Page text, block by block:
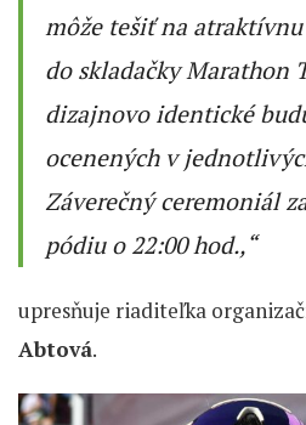
môže tešiť na
do skladačky Marathon
dizajnovo identické
ocenených v
Záverečný ceremoniál
pódiu o 22:00 hod.,“
upresňuje riaditeľka
Abtová.